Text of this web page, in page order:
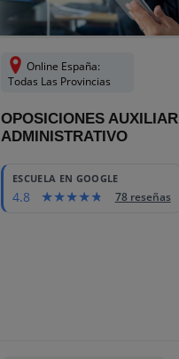
Online España:
Todas Las Provincias
OPOSICIONES AUXILIAR
ADMINISTRATIVO
ESCUELA EN GOOGLE
4.8 78 reseñas